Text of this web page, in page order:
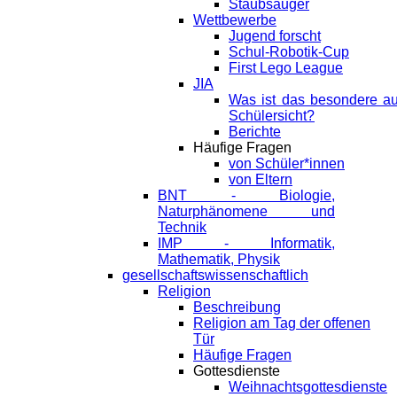
Staubsauger
Wettbewerbe
Jugend forscht
Schul-Robotik-Cup
First Lego League
JIA
Was ist das besondere
Schülersicht?
Berichte
Häufige Fragen
von Schüler*innen
von Eltern
BNT - Biologie,
Naturphänomene und
Technik
IMP - Informatik,
Mathematik, Physik
gesellschaftswissenschaftlich
Religion
Beschreibung
Religion am Tag der offenen
Tür
Häufige Fragen
Gottesdienste
Weihnachtsgottesdienste